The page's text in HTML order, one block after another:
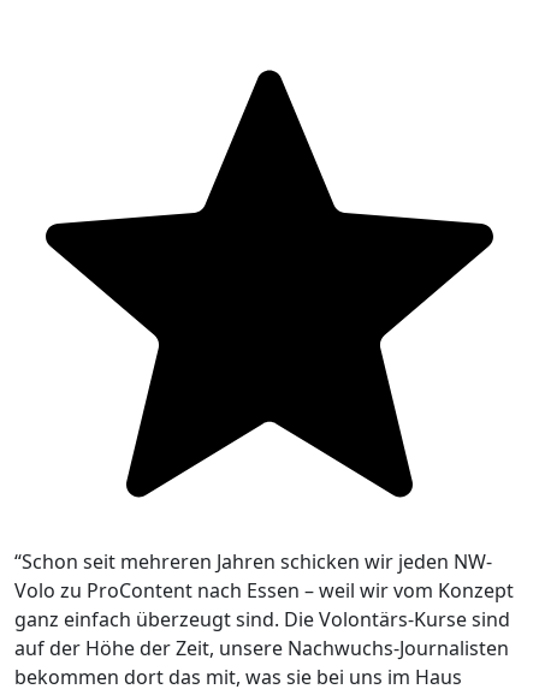
“Schon seit mehreren Jahren schicken wir jeden NW-
Volo zu ProContent nach Essen – weil wir vom Konzept
ganz einfach überzeugt sind. Die Volontärs-Kurse sind
auf der Höhe der Zeit, unsere Nachwuchs-Journalisten
bekommen dort das mit, was sie bei uns im Haus